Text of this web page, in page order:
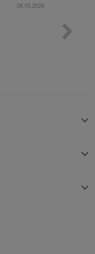


